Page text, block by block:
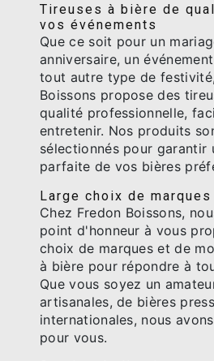
Tireuses à bière de
vos événements
Que ce soit pour un
anniversaire, un
tout autre type de
Boissons propose des
qualité professionnelle,
entretenir. Nos produits
sélectionnés pour garantir
parfaite de vos bières
Large choix de
Chez Fredon Boissons,
point d'honneur à vous
choix de marques et de
à bière pour répondre à
Que vous soyez un
artisanales, de bières
internationales, nous
pour vous.